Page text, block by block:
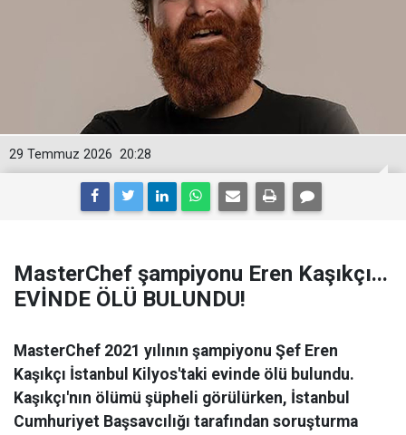
20:28
29 Temmuz 2026
MasterChef şampiyonu Eren Kaşıkçı...
EVİNDE ÖLÜ BULUNDU!
MasterChef 2021 yılının şampiyonu Şef Eren
Kaşıkçı İstanbul Kilyos'taki evinde ölü bulundu.
Kaşıkçı'nın ölümü şüpheli görülürken, İstanbul
Cumhuriyet Başsavcılığı tarafından soruşturma